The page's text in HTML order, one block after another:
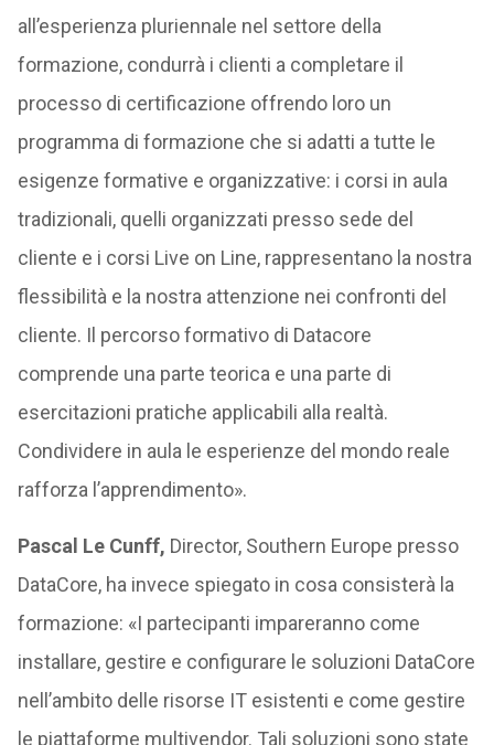
all’esperienza pluriennale nel settore della
formazione, condurrà i clienti a completare il
processo di certificazione offrendo loro un
programma di formazione che si adatti a tutte le
esigenze formative e organizzative: i corsi in aula
tradizionali, quelli organizzati presso sede del
cliente e i corsi Live on Line, rappresentano la nostra
flessibilità e la nostra attenzione nei confronti del
cliente. Il percorso formativo di Datacore
comprende una parte teorica e una parte di
esercitazioni pratiche applicabili alla realtà.
Condividere in aula le esperienze del mondo reale
rafforza l’apprendimento».
Pascal Le Cunff, Director, Southern Europe presso
DataCore, ha invece spiegato in cosa consisterà la
formazione: «I partecipanti impareranno come
installare, gestire e configurare le soluzioni DataCore
nell’ambito delle risorse IT esistenti e come gestire
le piattaforme multivendor. Tali soluzioni sono state